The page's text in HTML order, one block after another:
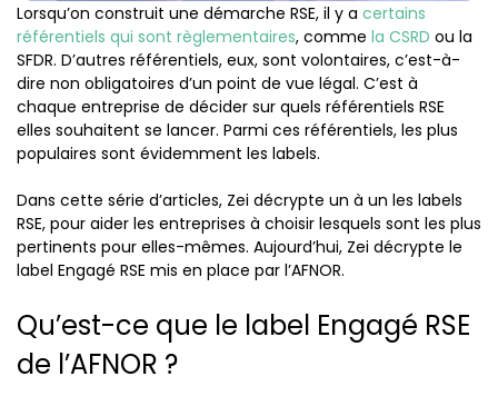
Lorsqu’on construit une démarche RSE, il y a certains
référentiels qui sont règlementaires, comme la CSRD ou la
SFDR. D’autres référentiels, eux, sont volontaires, c’est-à-
dire non obligatoires d’un point de vue légal. C’est à
chaque entreprise de décider sur quels référentiels RSE
elles souhaitent se lancer. Parmi ces référentiels, les plus
populaires sont évidemment les labels.
Dans cette série d’articles, Zei décrypte un à un les labels
RSE, pour aider les entreprises à choisir lesquels sont les plus
pertinents pour elles-mêmes. Aujourd’hui, Zei décrypte le
label Engagé RSE mis en place par l’AFNOR.
Qu’est-ce que le label Engagé RSE
de l’AFNOR ?